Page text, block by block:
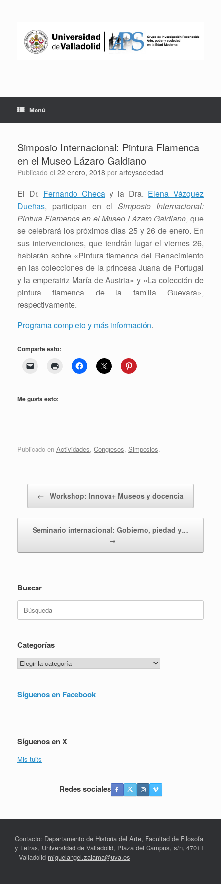
Menú
Simposio Internacional: Pintura Flamenca
en el Museo Lázaro Galdiano
Publicado el 22 enero, 2018 por arteysociedad
El Dr. Fernando Checa y la Dra. Elena Vázquez
Dueñas, participan en elSimposio Internacional:
Pintura Flamenca en el Museo Lázaro Galdiano, que
se celebrará los próximos días 25 y 26 de enero. En
sus intervenciones, que tendrán lugar el viernes 26,
hablarán sobre «Pintura flamenca del Renacimiento
en las colecciones de la princesa Juana de Portugal
y la emperatriz María de Austria» y «La colección de
pintura flamenca de la familia Guevara»,
respectivamente.
Programa completo y más información.
Comparte esto:
Me gusta esto:
Publicado en Actividades, Congresos, Simposios.
← Workshop: Innova+ Museos y docencia
Seminario internacional: Gobierno, piedad y…
→
Buscar
Categorías
Categorías
Síguenos en Facebook
Síguenos en X
Mis tuits
Redes sociales
Contacto: Departamento de Historia del Arte, Facultad de Filosofa
y Letras, Universidad de Valladolid, Plaza del Campus, s/n, 47011
- Valladolid miguelangel.zalama@uva.es